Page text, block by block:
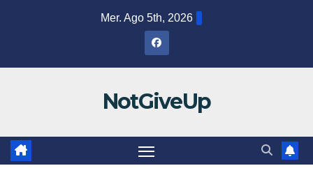
Mer. Ago 5th, 2026
NotGiveUp